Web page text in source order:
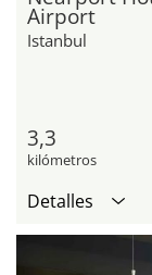
Airport
Istanbul
3,3
kilómetros
Detalles